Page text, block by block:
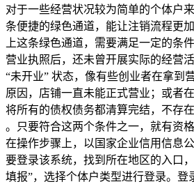
对于一些经营状况较为简单的个体户
条便捷的绿色通道，能让注销流程更
上这条绿色通道，需要满足一定的条
营业执照后，还未曾开展实际的经营
“未开业” 状态，像有些创业者在拿到
原因，店铺一直未能正式营业；或者
将所有的债权债务都清算完结，不存
。只要符合这两个条件之一，就有资格
在操作步骤上，以国家企业信用信息
要登录该系统，找到所在地区的入口
填报”，选择个体户类型进行登录。登